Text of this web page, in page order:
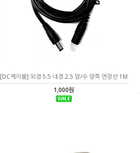
[DC케이블] 외경 5.5 내경 2.5 암/수 양쪽 연장선 1M
1,000원